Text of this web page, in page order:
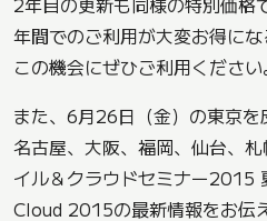
年間でのご利用が大変お得にな
この機会にぜひご利用ください
また、6月26日（金）の東京を
名古屋、大阪、福岡、仙台、
イル＆クラウドセミナー
Cloud 2015の最新情報をお伝